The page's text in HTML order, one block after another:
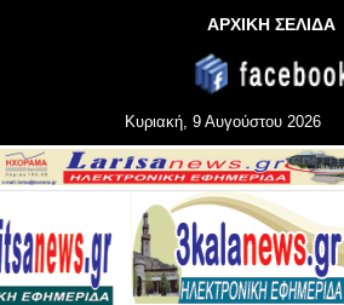
ΑΡΧΙΚΗ ΣΕΛΙΔΑ
Κυριακή, 9 Αυγούστου 2026